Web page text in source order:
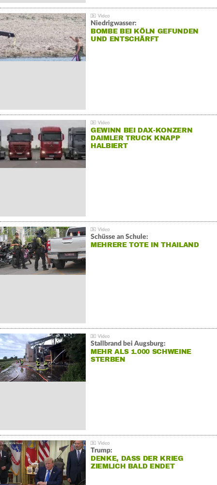
Niedrigwasser:
BOMBE BEI KÖLN GEFUNDEN
UND ENTSCHÄRFT
GEWINN BEI DAX-KONZERN
DAIMLER TRUCK KNAPP
HALBIERT
Schüsse an Schule:
MEHRERE TOTE IN THAILAND
Stallbrand bei Augsburg:
MEHR ALS 1.000 SCHWEINE
STERBEN
Trump:
DENKE, DASS DER KRIEG
ZIEMLICH BALD ENDET